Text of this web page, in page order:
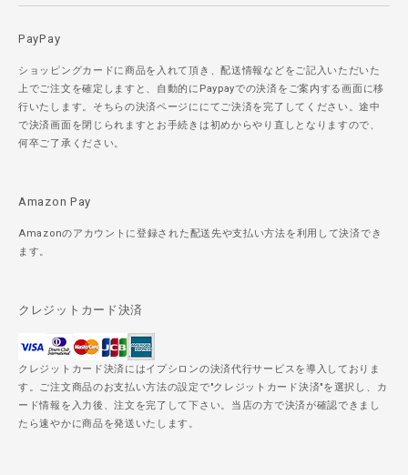
PayPay
ショッピングカードに商品を入れて頂き、配送情報などをご記入いただいた
上でご注文を確定しますと、自動的にPaypayでの決済をご案内する画面に移
行いたします。そちらの決済ページににてご決済を完了してください。途中
で決済画面を閉じられますとお手続きは初めからやり直しとなりますので、
何卒ご了承ください。
Amazon Pay
Amazonのアカウントに登録された配送先や支払い方法を利用して決済でき
ます。
クレジットカード決済
クレジットカード決済にはイプシロンの決済代行サービスを導入しておりま
す。ご注文商品のお支払い方法の設定で"クレジットカード決済"を選択し、カ
ード情報を入力後、注文を完了して下さい。当店の方で決済が確認できまし
たら速やかに商品を発送いたします。